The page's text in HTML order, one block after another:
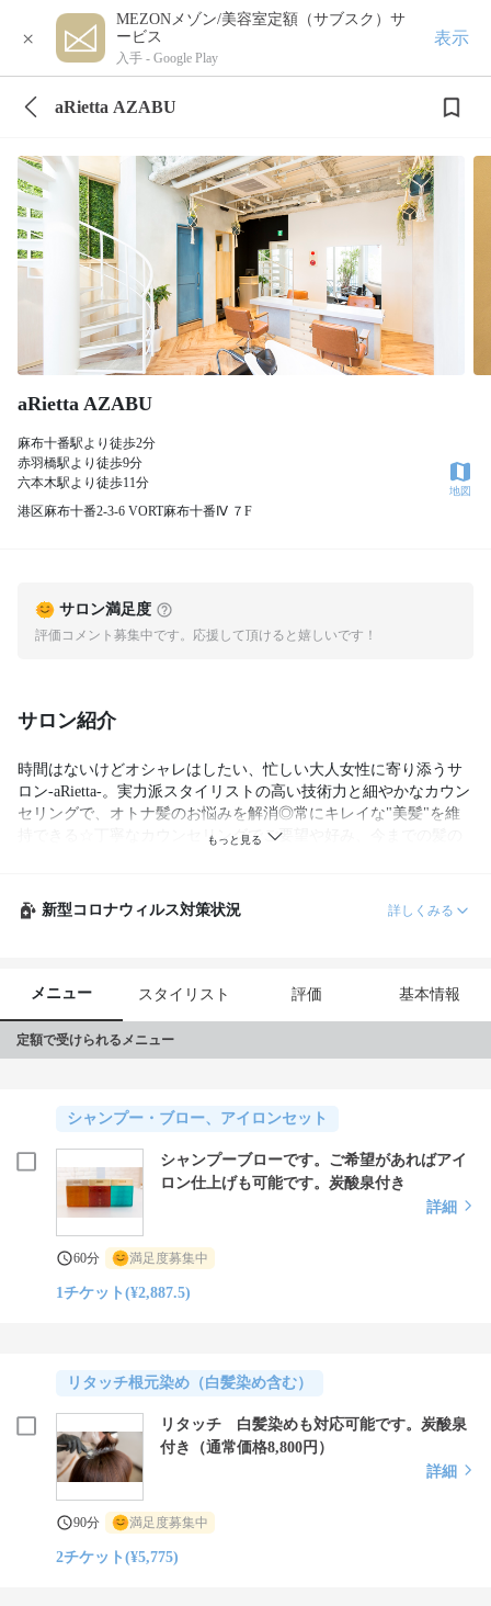
×
MEZONメゾン/美容室定額（サブスク）サ
ービス
入手 - Google Play
表示
aRietta AZABU
aRietta AZABU
麻布十番駅より徒歩2分
赤羽橋駅より徒歩9分
六本木駅より徒歩11分
港区麻布十番2-3-6 VORT麻布十番Ⅳ ７F
地図
サロン満足度
評価コメント募集中です。応援して頂けると嬉しいです！
サロン紹介
時間はないけどオシャレはしたい、忙しい大人女性に寄り添うサ
ロン‐aRietta-。実力派スタイリストの高い技術力と細やかなカウン
セリングで、オトナ髪のお悩みを解消◎常にキレイな"美髪"を維
持できる☆丁寧なカウンセリングでご要望や好み、今までの髪の
新型コロナウィルス対策状況 詳しくみる
メニュー スタイリスト 評価 基本情報
定額で受けられるメニュー
シャンプー・ブロー、アイロンセット
シャンプーブローです。ご希望があればアイ
ロン仕上げも可能です。炭酸泉付き
詳細
60分 満足度募集中
1チケット(¥2,887.5)
リタッチ根元染め（白髪染め含む）
リタッチ 白髪染めも対応可能です。炭酸泉
付き（通常価格8,800円）
詳細
90分 満足度募集中
2チケット(¥5,775)